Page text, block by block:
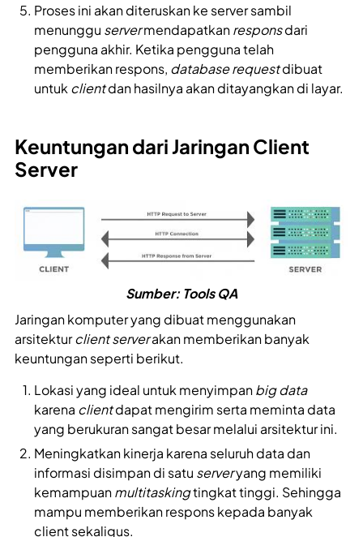
Proses ini akan diteruskan ke server sambil
menunggu servermendapatkanresponsdari
pengguna akhir. Ketika pengguna telah
memberikan respons, databaserequestdibuat
untuk clientdan hasilnya akan ditayangkan di layar.
Keuntungan dari Jaringan Client
Server
Sumber: Tools QA
Jaringan komputer yang dibuat menggunakan
arsitekturclient serverakan memberikan banyak
keuntungan seperti berikut.
Lokasi yang ideal untuk menyimpanbig data
karena clientdapat mengirim serta meminta data
yang berukuran sangat besar melalui arsitektur ini.
Meningkatkan kinerja karena seluruh data dan
informasi disimpan di satu serveryang memiliki
kemampuanmultitaskingtingkat tinggi. Sehingga
mampu memberikan respons kepada banyak
client sekaligus.